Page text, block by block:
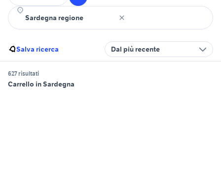
Salva ricerca Dal più recente
627 risultati
Carrello in Sardegna